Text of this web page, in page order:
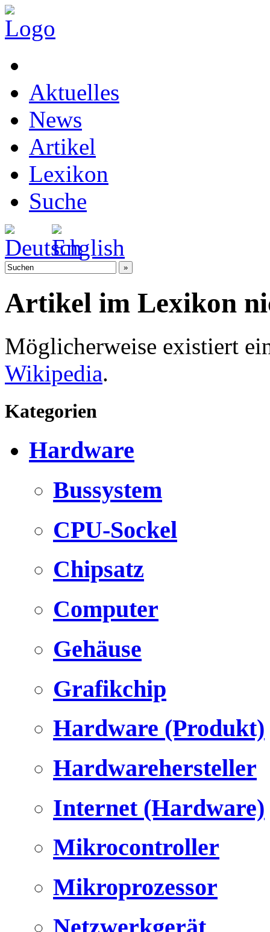
Aktuelles
News
Artikel
Lexikon
Suche
Artikel im Lexikon
Möglicherweise existiert
Wikipedia.
Kategorien
Hardware
Bussystem
CPU-Sockel
Chipsatz
Computer
Gehäuse
Grafikchip
Hardware (Produkt)
Hardwarehersteller
Internet (Hardware)
Mikrocontroller
Mikroprozessor